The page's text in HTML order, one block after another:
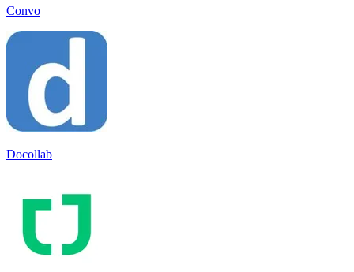
Convo
Docollab